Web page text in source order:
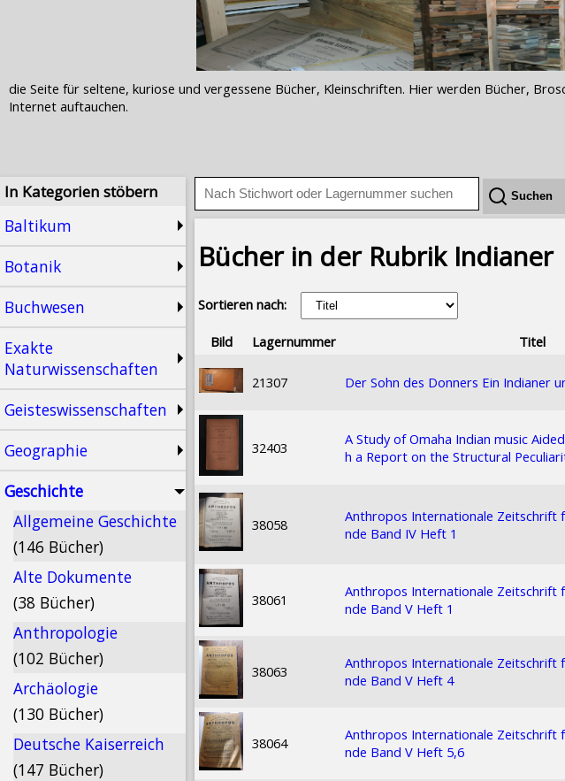
die Seite für seltene, kuriose und vergessene Bücher, Kleinschriften. Hier werden Bücher,
Internet auftauchen.
In Kategorien stöbern
Baltikum
Botanik
Buchwesen
Exakte
Naturwissenschaften
Geisteswissenschaften
Geographie
Geschichte
Allgemeine Geschichte
(146 Bücher)
Alte Dokumente
(38 Bücher)
Anthropologie
(102 Bücher)
Archäologie
(130 Bücher)
Deutsche Kaiserreich
(147 Bücher)
Bücher in der Rubrik Indianer
Sortieren nach:
Bild Lagernummer Titel
21307 Der Sohn des Donners Ein Indianer
32403
A Study of Omaha Indian music
h a Report on the Structural
38058
Anthropos Internationale Zeitschrift
nde Band IV Heft 1
38061
Anthropos Internationale Zeitschrift
nde Band V Heft 1
38063
Anthropos Internationale Zeitschrift
nde Band V Heft 4
38064
Anthropos Internationale Zeitschrift
nde Band V Heft 5,6